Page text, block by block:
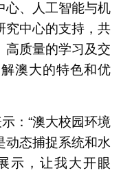
心、人工智能与机
究中心的支持，共
高质量的学习及交
澳大的特色和优
：“澳大校园环境
动态捕捉系统和水
示，让我大开眼